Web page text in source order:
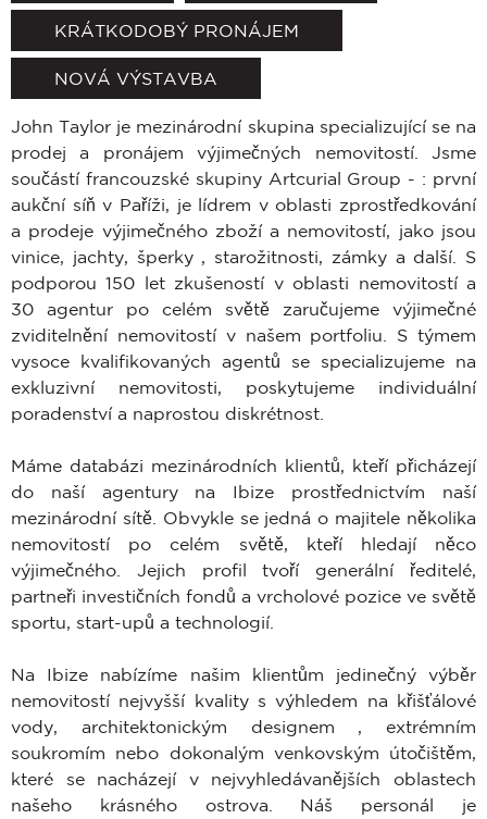
KRÁTKODOBÝ PRONÁJEM
NOVÁ VÝSTAVBA
John Taylor je mezinárodní skupina specializující se na
prodej a pronájem výjimečných nemovitostí. Jsme
součástí francouzské skupiny Artcurial Group - : první
aukční síň v Paříži, je lídrem v oblasti zprostředkování
a prodeje výjimečného zboží a nemovitostí, jako jsou
vinice, jachty, šperky , starožitnosti, zámky a další. S
podporou 150 let zkušeností v oblasti nemovitostí a
30 agentur po celém světě zaručujeme výjimečné
zviditelnění nemovitostí v našem portfoliu. S týmem
vysoce kvalifikovaných agentů se specializujeme na
exkluzivní nemovitosti, poskytujeme individuální
poradenství a naprostou diskrétnost.
Máme databázi mezinárodních klientů, kteří přicházejí
do naší agentury na Ibize prostřednictvím naší
mezinárodní sítě. Obvykle se jedná o majitele několika
nemovitostí po celém světě, kteří hledají něco
výjimečného. Jejich profil tvoří generální ředitelé,
partneři investičních fondů a vrcholové pozice ve světě
sportu, start-upů a technologií.
Na Ibize nabízíme našim klientům jedinečný výběr
nemovitostí nejvyšší kvality s výhledem na křišťálové
vody, architektonickým designem , extrémním
soukromím nebo dokonalým venkovským útočištěm,
které se nacházejí v nejvyhledávanějších oblastech
našeho krásného ostrova. Náš personál je